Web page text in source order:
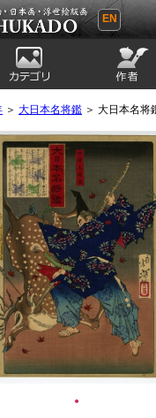
日本画・浮世
EN
＞ 大日本名将鑑＞ 大日本名将
●